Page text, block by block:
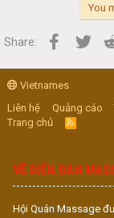
You
Share:
Vietnames
Liên hệ
Quảng cáo
Trang chủ
R
S
VỀ DIỄN ĐÀN
Hội Quán Massage